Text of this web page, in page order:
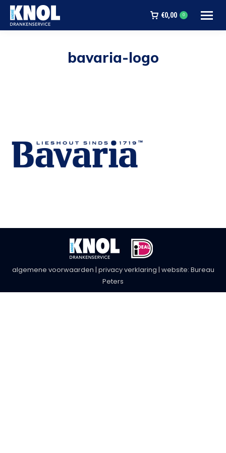
€0,00 0
bavaria-logo
algemene voorwaarden | privacy verklaring | website: Bureau
Peters